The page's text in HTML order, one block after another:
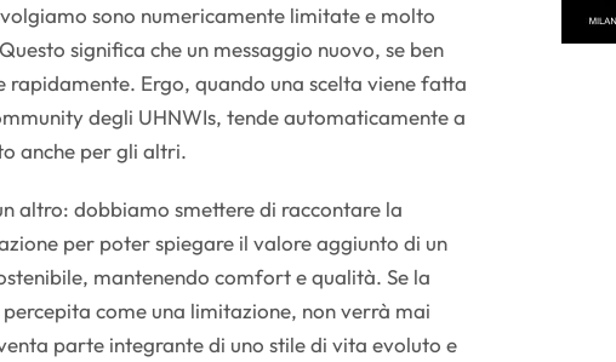
sono numericamente limitate e molto
significa che un messaggio nuovo, se ben
rapidamente. Ergo, quando una scelta viene fatta
degli UHNWIs, tende automaticamente a
anche per gli altri.
altro: dobbiamo smettere di raccontare la
per poter spiegare il valore aggiunto di un
mantenendo comfort e qualità. Se la
come una limitazione, non verrà mai
parte integrante di uno stile di vita evoluto e